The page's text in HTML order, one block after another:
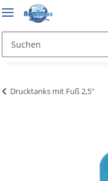
Drucktanks mit Fuß 2,5"